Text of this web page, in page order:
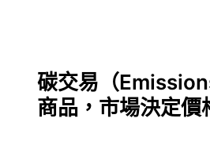
碳交易（
商品，市場決定價